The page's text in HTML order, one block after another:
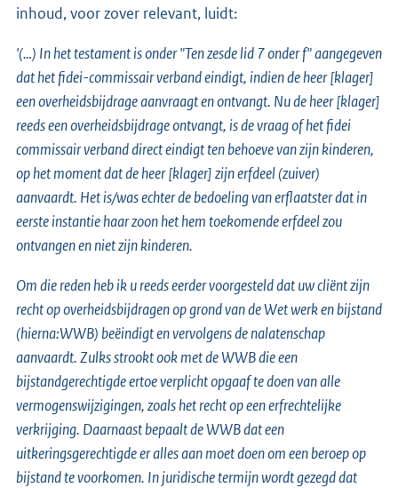
inhoud, voor zover relevant, luidt:
'(…) In het testament is onder "Ten zesde lid 7 onder f" aangegeven
dat het fidei-commissair verband eindigt, indien de heer [klager]
een overheidsbijdrage aanvraagt en ontvangt. Nu de heer [klager]
reeds een overheidsbijdrage ontvangt, is de vraag of het fidei
commissair verband direct eindigt ten behoeve van zijn kinderen,
op het moment dat de heer [klager] zijn erfdeel (zuiver)
aanvaardt. Het is/was echter de bedoeling van erflaatster dat in
eerste instantie haar zoon het hem toekomende erfdeel zou
ontvangen en niet zijn kinderen.
Om die reden heb ik u reeds eerder voorgesteld dat uw cliënt zijn
recht op overheidsbijdragen op grond van de Wet werk en bijstand
(hierna:WWB) beëindigt en vervolgens de nalatenschap
aanvaardt. Zulks strookt ook met de WWB die een
bijstandgerechtigde ertoe verplicht opgaaf te doen van alle
vermogenswijzigingen, zoals het recht op een erfrechtelijke
verkrijging. Daarnaast bepaalt de WWB dat een
uitkeringsgerechtigde er alles aan moet doen om een beroep op
bijstand te voorkomen. In juridische termijn wordt gezegd dat